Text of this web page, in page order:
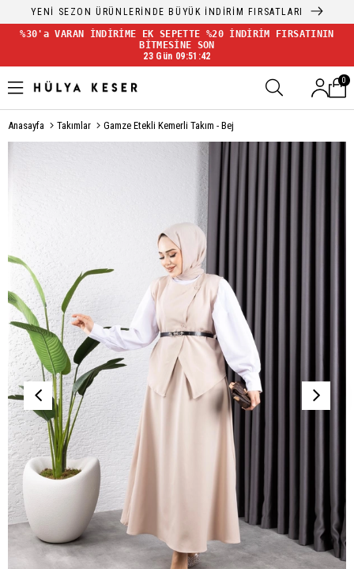
YENİ SEZON ÜRÜNLERİNDE BÜYÜK İNDİRİM FIRSATLARI
%30'a VARAN İNDİRİME EK SEPETTE %20 İNDİRİM FIRSATININ
BİTMESİNE SON
23 Gün 09:51:41
0
Anasayfa Takımlar Gamze Etekli Kemerli Takım - Bej